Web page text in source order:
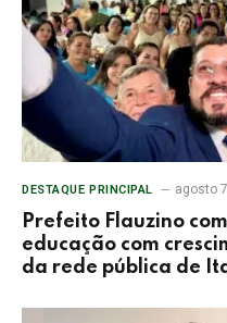
DESTAQUE PRINCIPAL agosto
Prefeito Flauzino
educação com
da rede pública de